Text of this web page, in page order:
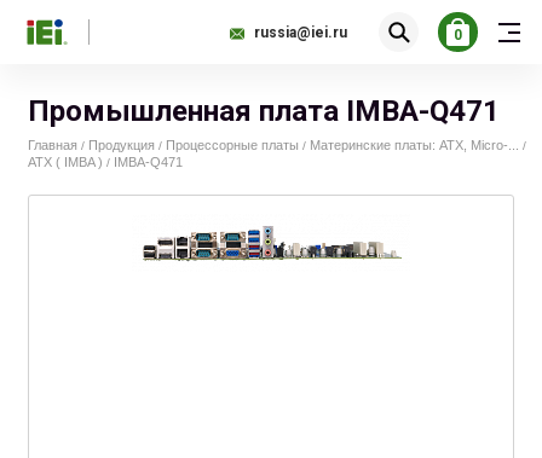
russia@iei.ru 0
Промышленная плата IMBA-Q471
Главная / Продукция / Процессорные платы / Материнские платы: ATX, Micro-... /
ATX ( IMBA ) / IMBA-Q471